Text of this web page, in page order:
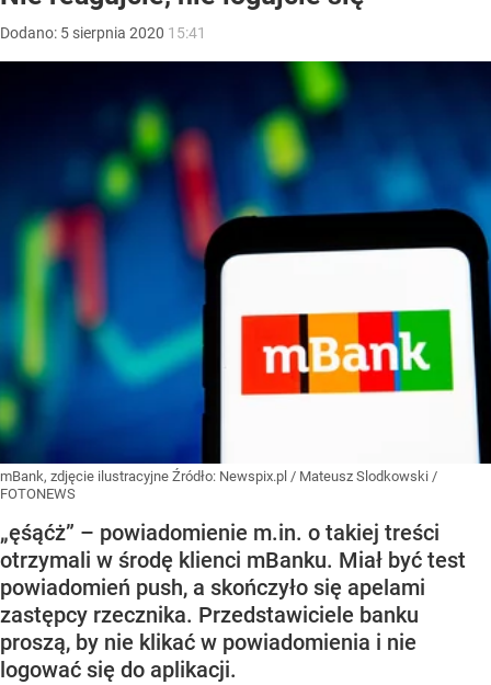
Dodano: 5 sierpnia 2020 15:41
mBank, zdjęcie ilustracyjne Źródło: Newspix.pl / Mateusz Slodkowski /
FOTONEWS
„ęśąćż” – powiadomienie m.in. o takiej treści
otrzymali w środę klienci mBanku. Miał być test
powiadomień push, a skończyło się apelami
zastępcy rzecznika. Przedstawiciele banku
proszą, by nie klikać w powiadomienia i nie
logować się do aplikacji.